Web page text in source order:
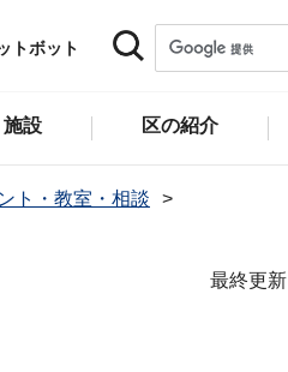
トボット
施設 区の紹介
ト・教室・相談
最終更